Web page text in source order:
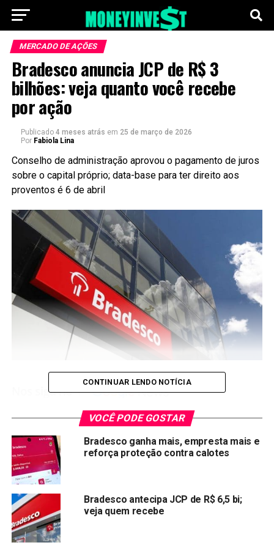
MERCADO DE AÇÕES
Bradesco anuncia JCP de R$ 3
bilhões: veja quanto você recebe
por ação
Publicado 4 meses atrás em 25 de março de 2026
Por Fabiola Lina
Conselho de administração aprovou o pagamento de juros
sobre o capital próprio; data-base para ter direito aos
proventos é 6 de abril
BBDC4) anunciou nesta quarta-feira (25) o
pagamento de juros sobre o capital próprio (JCP) no valor
total de R$ 3 bilhões. A decisão foi aprovada pelo
conselho de administração e comunicada ao mercado no
mesmo dia.
Quanto cada acionista vai
CONTINUAR LENDO NOTÍCIA
VOCÊ PODE GOSTAR
Bradesco ganha mais, empresta mais e
reforça proteção contra calotes
Bradesco antecipa JCP de R$ 6,5 bi;
veja quem recebe